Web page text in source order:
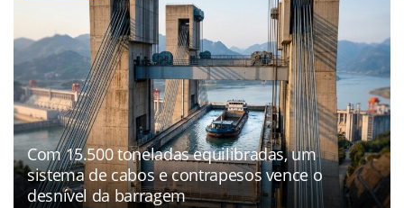
Com 15.500 toneladas equilibradas, um
sistema de cabos e contrapesos vence o
desnível da barragem